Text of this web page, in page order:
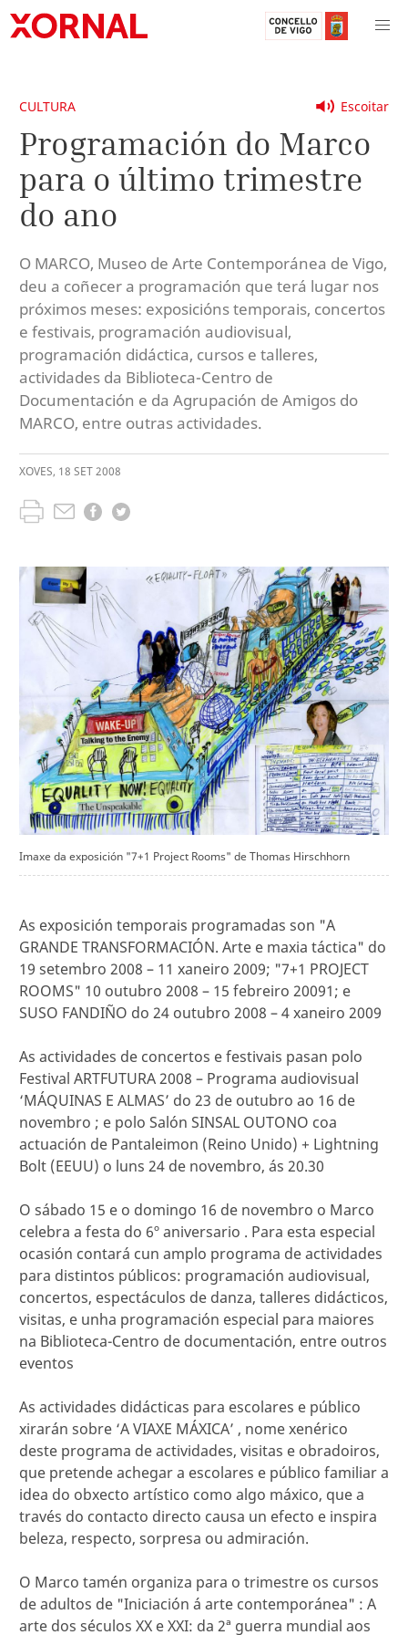
Escoitar
CULTURA
Programación do Marco
para o último trimestre
do ano
O MARCO, Museo de Arte Contemporánea de Vigo,
deu a coñecer a programación que terá lugar nos
próximos meses: exposicións temporais, concertos
e festivais, programación audiovisual,
programación didáctica, cursos e talleres,
actividades da Biblioteca-Centro de
Documentación e da Agrupación de Amigos do
MARCO, entre outras actividades.
XOVES, 18 SET2008
Imaxe da exposición "7+1 Project Rooms" de Thomas Hirschhorn
As exposición temporais programadas son "A
GRANDE TRANSFORMACIÓN. Arte e maxia táctica" do
19 setembro 2008 – 11 xaneiro 2009; "7+1 PROJECT
ROOMS" 10 outubro 2008 – 15 febreiro 20091; e
SUSO FANDIÑO do 24 outubro 2008 – 4 xaneiro 2009
As actividades de concertos e festivais pasan polo
Festival ARTFUTURA 2008 – Programa audiovisual
‘MÁQUINAS E ALMAS’ do 23 de outubro ao 16 de
novembro ; e polo Salón SINSAL OUTONO coa
actuación de Pantaleimon (Reino Unido) + Lightning
Bolt (EEUU) o luns 24 de novembro, ás 20.30
O sábado 15 e o domingo 16 de novembro o Marco
celebra a festa do 6º aniversario . Para esta especial
ocasión contará cun amplo programa de actividades
para distintos públicos: programación audiovisual,
concertos, espectáculos de danza, talleres didácticos,
visitas, e unha programación especial para maiores
na Biblioteca-Centro de documentación, entre outros
eventos
As actividades didácticas para escolares e público
xirarán sobre ‘A VIAXE MÁXICA’ , nome xenérico
deste programa de actividades, visitas e obradoiros,
que pretende achegar a escolares e público familiar a
idea do obxecto artístico como algo máxico, que a
través do contacto directo causa un efecto e inspira
beleza, respecto, sorpresa ou admiración.
O Marco tamén organiza para o trimestre os cursos
de adultos de "Iniciación á arte contemporánea" : A
arte dos séculos XX e XXI: da 2ª guerra mundial aos